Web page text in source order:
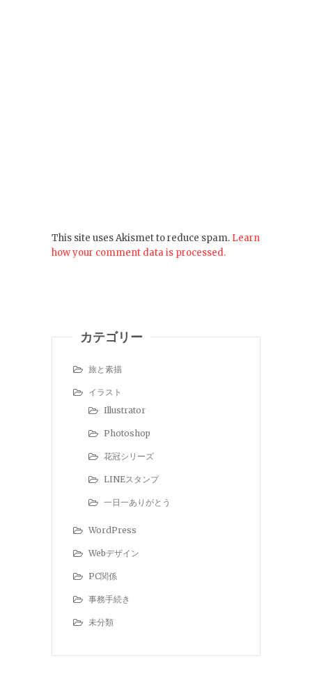
This site uses Akismet to reduce spam. Learn
how your comment data is processed.
カテゴリー
旅と素描
イラスト
Illustrator
Photoshop
花冠シリーズ
LINEスタンプ
一日一ありがとう
WordPress
Webデザイン
PC関係
事務手続き
未分類